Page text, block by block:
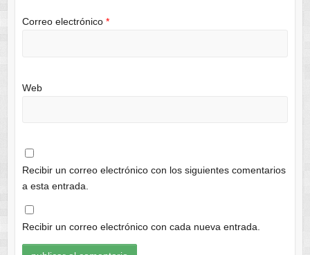
Correo electrónico *
Web
Recibir un correo electrónico con los siguientes comentarios
a esta entrada.
Recibir un correo electrónico con cada nueva entrada.